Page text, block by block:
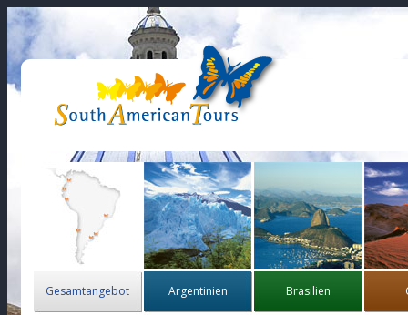
Gesamtangebot Argentinien Brasilien